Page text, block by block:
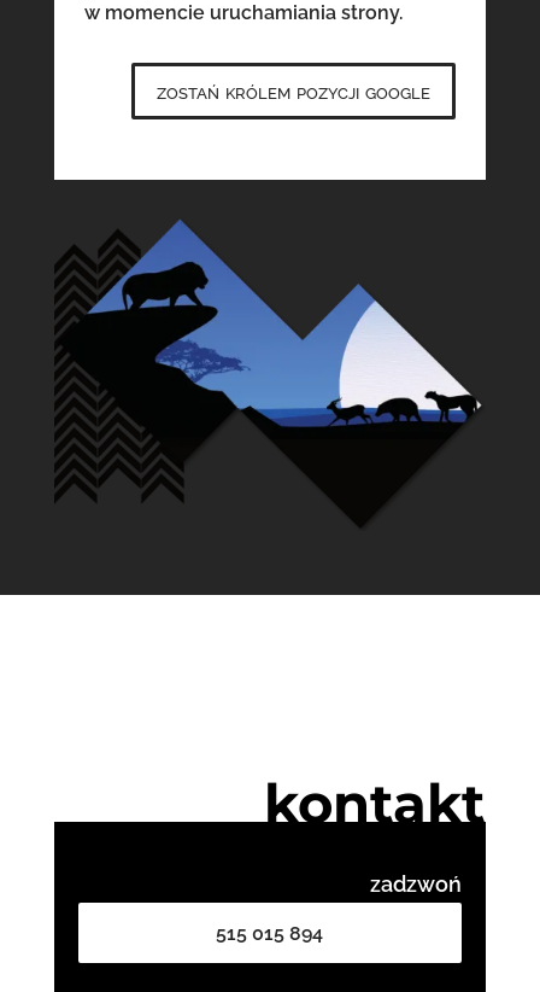
w momencie uruchamiania strony.
zostań królem pozycji google
kontakt
zadzwoń
515 015 894